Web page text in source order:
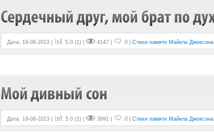
Дата: 18-08-2013 | 5.0 (1) | 4147 | 0 | Стихи памяти Майкла Джексона
Дата: 18-08-2013 | 5.0 (1) | 3091 | 0 | Стихи памяти Майкла Джексона